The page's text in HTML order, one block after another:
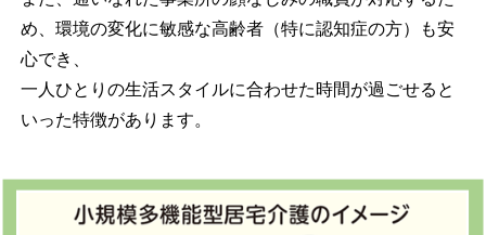
め、環境の変化に敏感な高齢者（特に認知症の方）も安
心でき、
一人ひとりの生活スタイルに合わせた時間が過ごせると
いった特徴があります。